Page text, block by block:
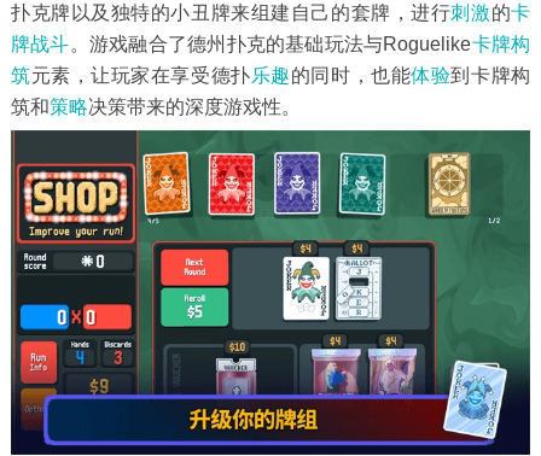
扑克牌以及独特的小丑牌来组建自己的套牌，进行刺激的卡
牌战斗。游戏融合了德州扑克的基础玩法与Roguelike卡牌构
筑元素，让玩家在享受德扑乐趣的同时，也能体验到卡牌构
筑和策略决策带来的深度游戏性。